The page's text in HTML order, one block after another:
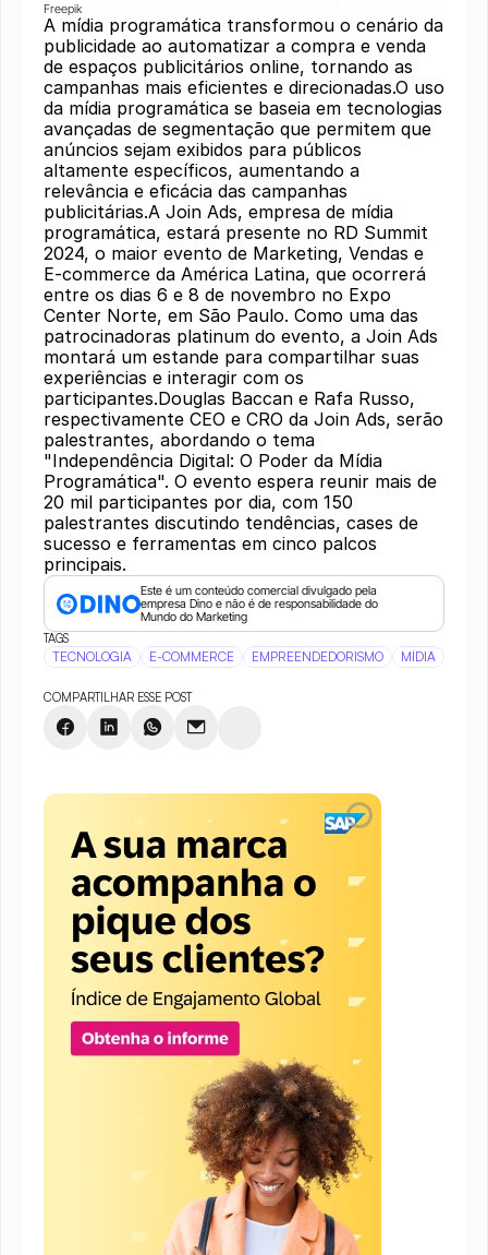
Freepik
A mídia programática transformou o cenário da
publicidade ao automatizar a compra e venda
de espaços publicitários online, tornando as
campanhas mais eficientes e direcionadas.O uso
da mídia programática se baseia em tecnologias
avançadas de segmentação que permitem que
anúncios sejam exibidos para públicos
altamente específicos, aumentando a
relevância e eficácia das campanhas
publicitárias.A Join Ads, empresa de mídia
programática, estará presente no RD Summit
2024, o maior evento de Marketing, Vendas e
E-commerce da América Latina, que ocorrerá
entre os dias 6 e 8 de novembro no Expo
Center Norte, em São Paulo. Como uma das
patrocinadoras platinum do evento, a Join Ads
montará um estande para compartilhar suas
experiências e interagir com os
participantes.Douglas Baccan e Rafa Russo,
respectivamente CEO e CRO da Join Ads, serão
palestrantes, abordando o tema
"Independência Digital: O Poder da Mídia
Programática". O evento espera reunir mais de
20 mil participantes por dia, com 150
palestrantes discutindo tendências, cases de
sucesso e ferramentas em cinco palcos
principais.
Este é um conteúdo comercial divulgado pela
empresa Dino e não é de responsabilidade do
Mundo do Marketing
TAGS
TECNOLOGIA E-COMMERCE EMPREENDEDORISMO MÍDIA
COMPARTILHAR ESSE POST